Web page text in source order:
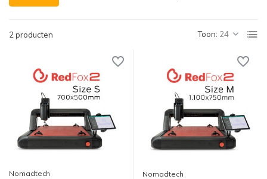
2 producten Toon:
Nomadtech Nomadtech